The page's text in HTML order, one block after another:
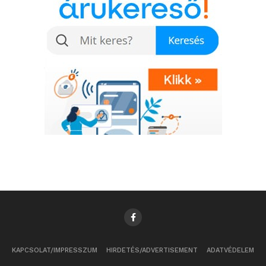
KAPCSOLAT/IMPRESSZUM HIRDETÉS/ADVERTISEMENT ADATVÉDELEM